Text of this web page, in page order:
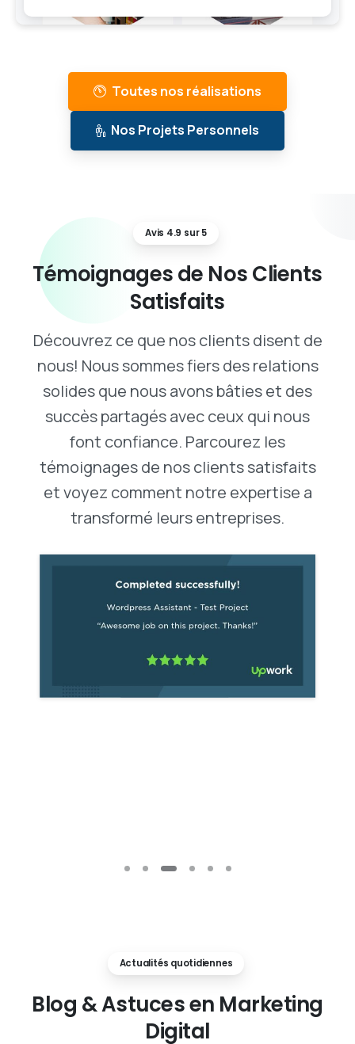
Toutes nos réalisations
Nos Projets Personnels
Avis 4.9 sur 5
Témoignagesde NosClients
Satisfaits
Découvrez ce que nos clients disent de
nous! Nous sommes fiers des relations
solides que nous avons bâties et des
succès partagés avec ceux qui nous
font confiance. Parcourez les
témoignages de nos clients satisfaits
et voyez comment notre expertise a
transformé leurs entreprises.
Actualités quotidiennes
Blog &Astucesen Marketing
Digital